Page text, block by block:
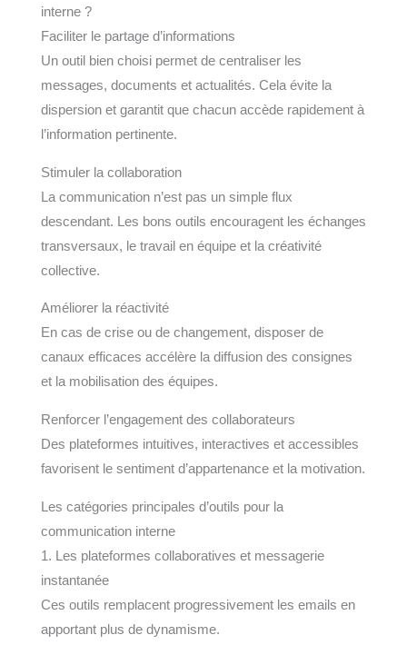
interne ?
Faciliter le partage d’informations
Un outil bien choisi permet de centraliser les
messages, documents et actualités. Cela évite la
dispersion et garantit que chacun accède rapidement à
l’information pertinente.
Stimuler la collaboration
La communication n’est pas un simple flux
descendant. Les bons outils encouragent les échanges
transversaux, le travail en équipe et la créativité
collective.
Améliorer la réactivité
En cas de crise ou de changement, disposer de
canaux efficaces accélère la diffusion des consignes
et la mobilisation des équipes.
Renforcer l’engagement des collaborateurs
Des plateformes intuitives, interactives et accessibles
favorisent le sentiment d’appartenance et la motivation.
Les catégories principales d’outils pour la
communication interne
1. Les plateformes collaboratives et messagerie
instantanée
Ces outils remplacent progressivement les emails en
apportant plus de dynamisme.